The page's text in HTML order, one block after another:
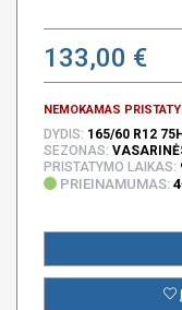
133,00 €
NEMOKAMAS
DYDIS: 165/60 R12
SEZONAS:
PRISTATYMO LAIKAS:
PRIEINAMUMAS:
Į